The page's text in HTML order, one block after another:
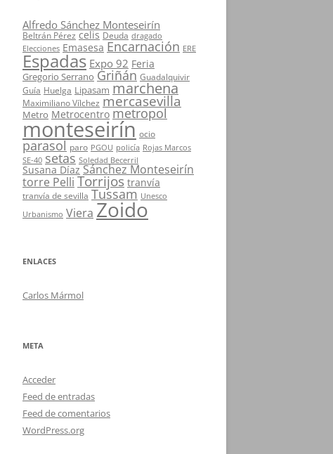
Alfredo Sánchez Monteseirín
Beltrán Pérez celis Deuda dragado
Elecciones Emasesa Encarnación ERE
Espadas Expo 92 Feria
Gregorio Serrano Griñán Guadalquivir
Guía Huelga Lipasam marchena
Maximiliano Vílchez mercasevilla
Metro Metrocentro metropol
monteseirín ocio
parasol paro PGOU policía Rojas Marcos
SE-40 setas Soledad Becerril
Susana Díaz Sánchez Monteseirín
torre Pelli Torrijos tranvía
tranvía de sevilla Tussam Unesco
Urbanismo Viera Zoido
ENLACES
Carlos Mármol
META
Acceder
Feed de entradas
Feed de comentarios
WordPress.org